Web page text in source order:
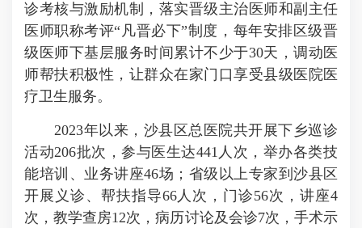
诊考核与激励机制，落实晋级主治医师和副主任
医师职称考评“凡晋必下”制度，每年安排区级晋
级医师下基层服务时间累计不少于30天，调动医
师帮扶积极性，让群众在家门口享受县级医院医
疗卫生服务。
2023年以来，沙县区总医院共开展下乡巡诊
活动206批次，参与医生达441人次，举办各类技
能培训、业务讲座46场；省级以上专家到沙县区
开展义诊、帮扶指导66人次，门诊56次，讲座4
次，教学查房12次，病历讨论及会诊7次，手术示